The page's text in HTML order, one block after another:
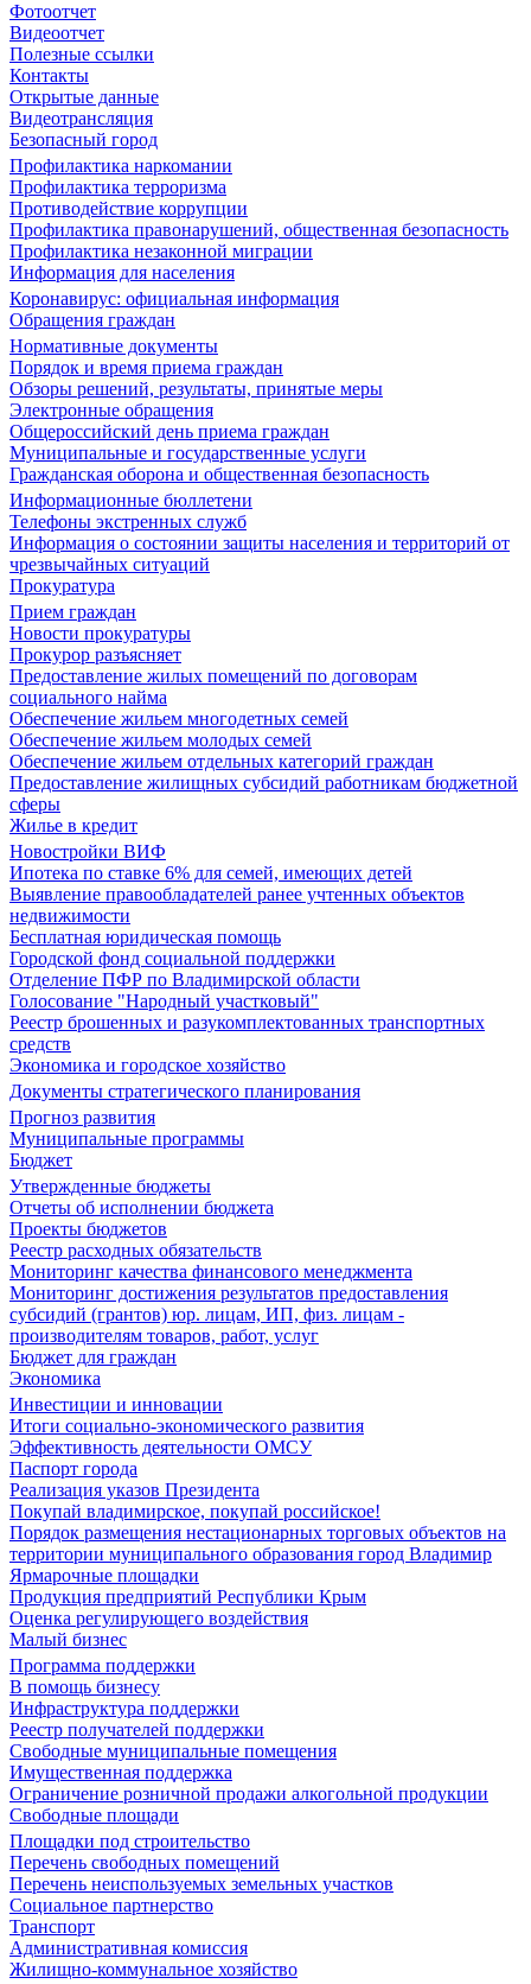
Фотоотчет
Видеоотчет
Полезные ссылки
Контакты
Открытые данные
Видеотрансляция
Безопасный город
Профилактика наркомании
Профилактика терроризма
Противодействие коррупции
Профилактика правонарушений, общественная безопасность
Профилактика незаконной миграции
Информация для населения
Коронавирус: официальная информация
Обращения граждан
Нормативные документы
Порядок и время приема граждан
Обзоры решений, результаты, принятые меры
Электронные обращения
Общероссийский день приема граждан
Муниципальные и государственные услуги
Гражданская оборона и общественная безопасность
Информационные бюллетени
Телефоны экстренных служб
Информация о состоянии защиты населения и территорий от
чрезвычайных ситуаций
Прокуратура
Прием граждан
Новости прокуратуры
Прокурор разъясняет
Предоставление жилых помещений по договорам
социального найма
Обеспечение жильем многодетных семей
Обеспечение жильем молодых семей
Обеспечение жильем отдельных категорий граждан
Предоставление жилищных субсидий работникам бюджетной
сферы
Жилье в кредит
Новостройки ВИФ
Ипотека по ставке 6% для семей, имеющих детей
Выявление правообладателей ранее учтенных объектов
недвижимости
Бесплатная юридическая помощь
Городской фонд социальной поддержки
Отделение ПФР по Владимирской области
Голосование "Народный участковый"
Реестр брошенных и разукомплектованных транспортных
средств
Экономика и городское хозяйство
Документы стратегического планирования
Прогноз развития
Муниципальные программы
Бюджет
Утвержденные бюджеты
Отчеты об исполнении бюджета
Проекты бюджетов
Реестр расходных обязательств
Мониторинг качества финансового менеджмента
Мониторинг достижения результатов предоставления
субсидий (грантов) юр. лицам, ИП, физ. лицам -
производителям товаров, работ, услуг
Бюджет для граждан
Экономика
Инвестиции и инновации
Итоги социально-экономического развития
Эффективность деятельности ОМСУ
Паспорт города
Реализация указов Президента
Покупай владимирское, покупай российское!
Порядок размещения нестационарных торговых объектов на
территории муниципального образования город Владимир
Ярмарочные площадки
Продукция предприятий Республики Крым
Оценка регулирующего воздействия
Малый бизнес
Программа поддержки
В помощь бизнесу
Инфраструктура поддержки
Реестр получателей поддержки
Свободные муниципальные помещения
Имущественная поддержка
Ограничение розничной продажи алкогольной продукции
Свободные площади
Площадки под строительство
Перечень свободных помещений
Перечень неиспользуемых земельных участков
Социальное партнерство
Транспорт
Административная комиссия
Жилищно-коммунальное хозяйство